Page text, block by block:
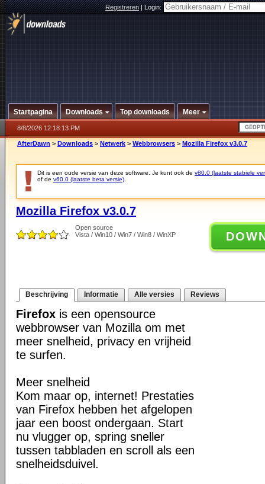
Registreren|Login:
Startpagina Downloads Top downloads Meer
8/8/2026 12:18:13 PM
AfterDawn > Downloads > Netwerk > Webbrowsers > Mozilla Firefox v3.0.7
Dit is een oude versie van deze software. Je kunt ook de v80.0 (laatste stabiele
of de v60.0 (laatste beta versie)
Mozilla Firefox v3.0.7
Open source
Vista / Win10 / Win7 / Win8 / WinXP
Beschrijving Informatie Alle versies Reviews
Firefox is een opensource
webbrowser van Mozilla om met
meer snelheid, privacy en vrijheid
te surfen.
Meer snelheid
Kom maar op, internet! Prestaties
van Firefox hebben het afgelopen
jaar een boost ondergaan. Start
nu vlugger op, spring sneller
tussen tabbladen en scroll als een
snelheidsduivel.